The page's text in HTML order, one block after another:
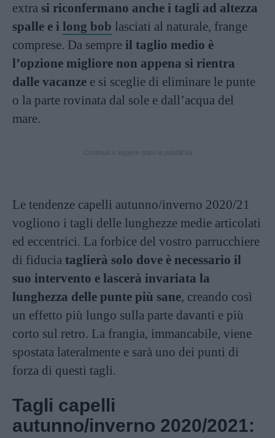
extra si riconfermano anche i tagli ad altezza
spalle e i long bob lasciati al naturale, frange
comprese. Da sempre il taglio medio è
l’opzione migliore non appena si rientra
dalle vacanze e si sceglie di eliminare le punte
o la parte rovinata dal sole e dall’acqua del
mare.
Le tendenze capelli autunno/inverno 2020/21
vogliono i tagli delle lunghezze medie articolati
ed eccentrici. La forbice del vostro parrucchiere
di fiducia taglierà solo dove è necessario il
suo intervento e lascerà invariata la
lunghezza delle punte più sane, creando così
un effetto più lungo sulla parte davanti e più
corto sul retro. La frangia, immancabile, viene
spostata lateralmente e sarà uno dei punti di
forza di questi tagli.
Tagli capelli
autunno/inverno 2020/2021: